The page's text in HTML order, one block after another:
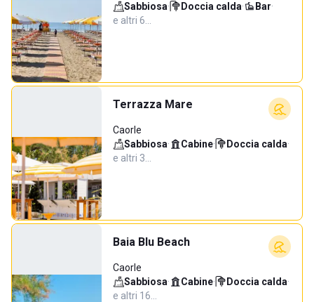
Sabbiosa· Doccia calda· Bar·
e altri 6…
Terrazza Mare
Caorle
Sabbiosa· Cabine· Doccia calda·
e altri 3…
Baia Blu Beach
Caorle
Sabbiosa· Cabine· Doccia calda·
e altri 16…